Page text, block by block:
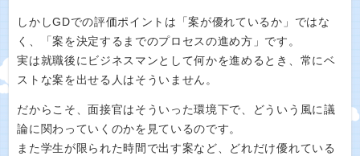
しかしGDでの評価ポイントは「案が優れているか」ではな
く、「案を決定するまでのプロセスの進め方」です。
実は就職後にビジネスマンとして何かを進めるとき、常にベ
ストな案を出せる人はそういません。
だからこそ、面接官はそういった環境下で、どういう風に議
論に関わっていくのかを見ているのです。
また学生が限られた時間で出す案など、どれだけ優れている